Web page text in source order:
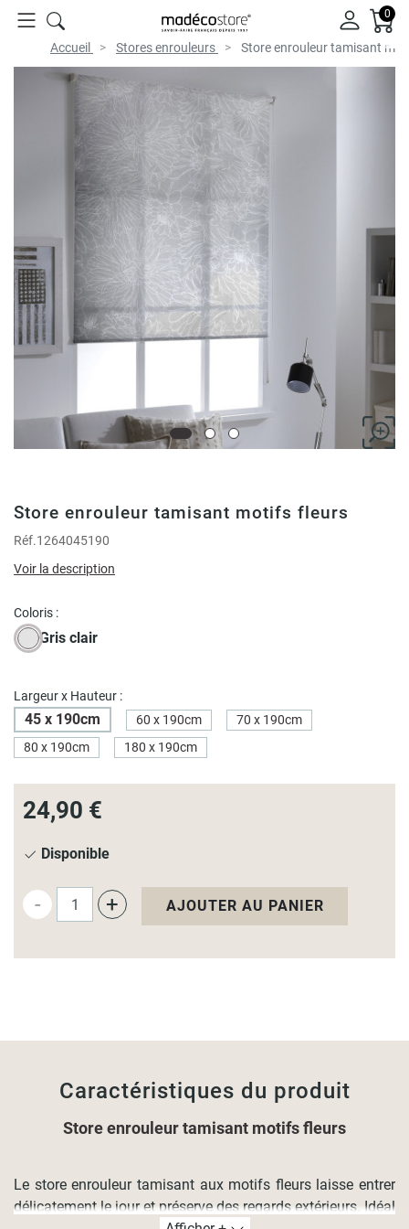
0
Accueil Stores enrouleurs Store enrouleur tamisant
Store enrouleur tamisant motifs fleurs
Réf.1264045190
Voir la description
Coloris :
Gris clair
Largeur x Hauteur :
45 x 190cm 60 x 190cm
70 x 190cm
80 x 190cm
180 x 190cm
24,90 €
Disponible
- + AJOUTER AU PANIER
Caractéristiques du produit
Store enrouleur tamisant motifs fleurs
Le store enrouleur tamisant aux motifs fleurs laisse entrer
délicatement le jour et préserve des regards extérieurs. Idéal